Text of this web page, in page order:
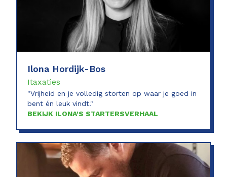
Ilona Hordijk-Bos
Itaxaties
"Vrijheid en je volledig storten op waar je goed in
bent én leuk vindt."
BEKIJK ILONA'S STARTERSVERHAAL